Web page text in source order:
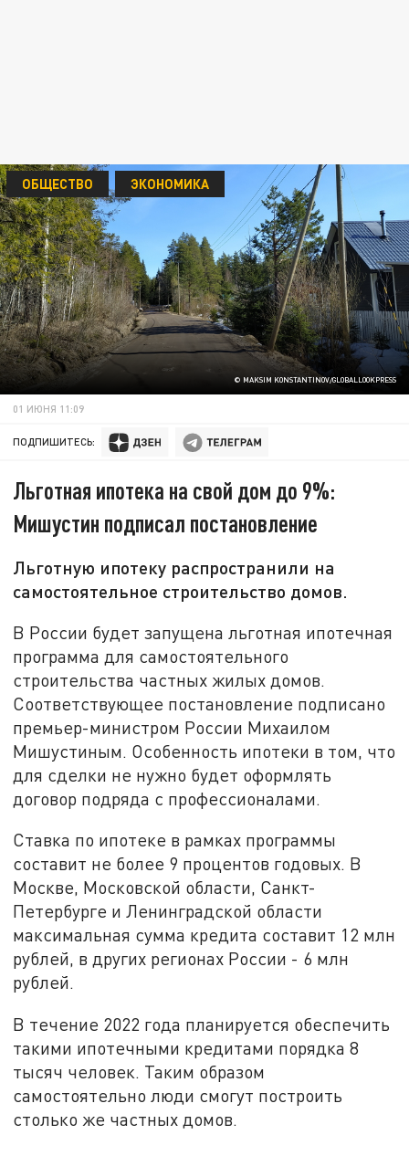
© MAKSIM KONSTANTINOV/GLOBALLOOKPRESS
ОБЩЕСТВО ЭКОНОМИКА
01 ИЮНЯ 11:09
ПОДПИШИТЕСЬ:
Льготная ипотека на свой дом до 9%:
Мишустин подписал постановление
Льготную ипотеку распространили на
самостоятельное строительство домов.
В России будет запущена льготная ипотечная
программа для самостоятельного
строительства частных жилых домов.
Соответствующее постановление подписано
премьер-министром России Михаилом
Мишустиным. Особенность ипотеки в том, что
для сделки не нужно будет оформлять
договор подряда с профессионалами.
Ставка по ипотеке в рамках программы
составит не более 9 процентов годовых. В
Москве, Московской области, Санкт-
Петербурге и Ленинградской области
максимальная сумма кредита составит 12 млн
рублей, в других регионах России - 6 млн
рублей.
В течение 2022 года планируется обеспечить
такими ипотечными кредитами порядка 8
тысяч человек. Таким образом
самостоятельно люди смогут построить
столько же частных домов.